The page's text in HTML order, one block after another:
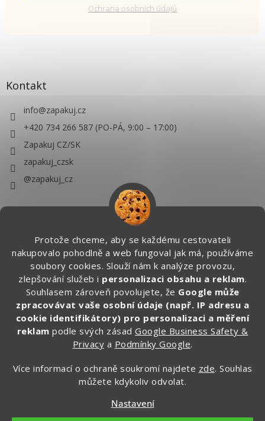
Protože chceme, aby se každému cestovateli
nakupovalo pohodlně a web fungoval jak má, používáme
soubory cookies. Slouží nám k analýze provozu,
zlepšování služeb i personalizaci obsahu a reklam.
Souhlasem zároveň povolujete, že Google může
zpracovávat vaše osobní údaje (např. IP adresu a
cookie identifikátory) pro personalizaci a měření
reklam podle svých zásadGoogle Business Safety &
Privacy a Podmínky Google.
Více informací o ochraně soukromí najdete zde. Souhlas
můžete kdykoliv odvolat.
Nastavení
Ochrana osobních údajů
Kontakt
info@zapakuj.cz
+420 734 266 587 (PO-PÁ, 9:00 – 17:00)
Zapakuj CZ/SK
zapakuj_czsk
@zapakuj_cz
Vytvořil Shoptet